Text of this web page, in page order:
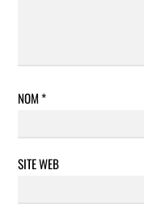
NOM*
SITE WEB